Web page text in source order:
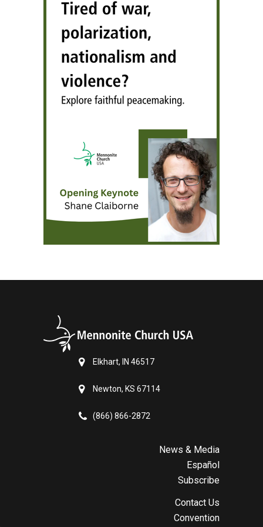
Elkhart, IN 46517
Newton, KS 67114
(866) 866-2872
News & Media
Español
Subscribe
Contact Us
Convention